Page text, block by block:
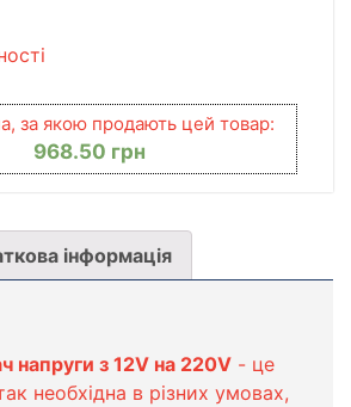
за якою продають цей товар:
968.50 грн
інформація
напруги з 12V на 220V - це
необхідна в різних умовах,